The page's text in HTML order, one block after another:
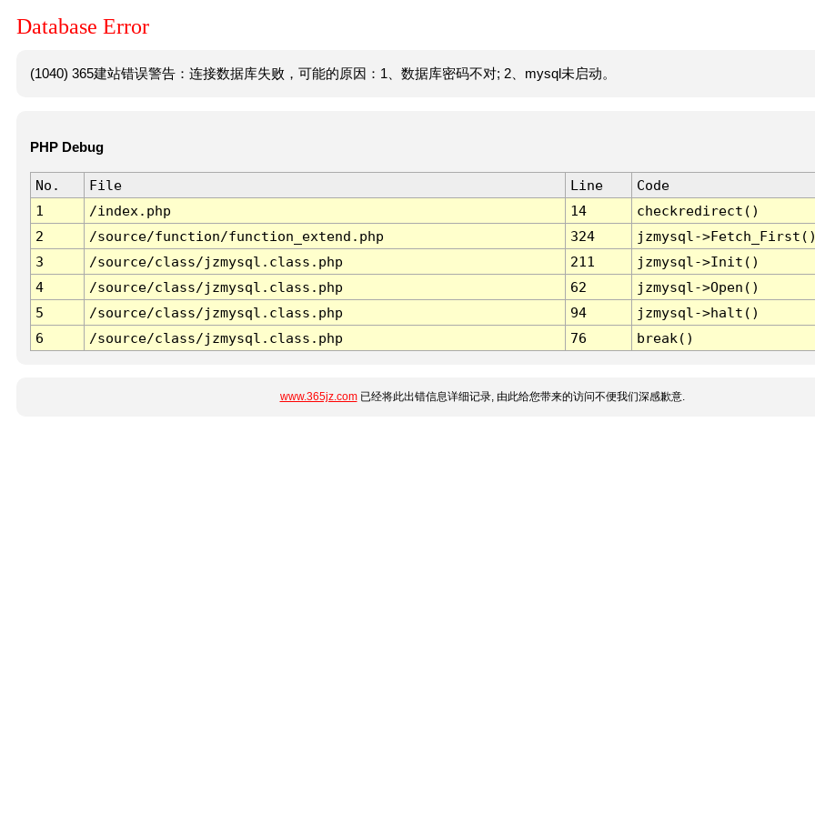
Database Error
(1040) 365建站错误警告：连接数据库失败，可能的原因：1、数据库密码不对; 2、mysql未启动。
PHP Debug
No. File Line
Code
1
/index.php 14
checkredirect()
2
/source/function/function_extend.php 324
jzmysql-
3
/source/class/jzmysql.class.php 211
jzmysql->Init()
4
/source/class/jzmysql.class.php 62
jzmysql->Open()
5
/source/class/jzmysql.class.php 94
jzmysql->halt()
6
/source/class/jzmysql.class.php 76 break()
www.365jz.com已经将此出错信息详细记录, 由此给您带来的访问不便我们深感歉意.